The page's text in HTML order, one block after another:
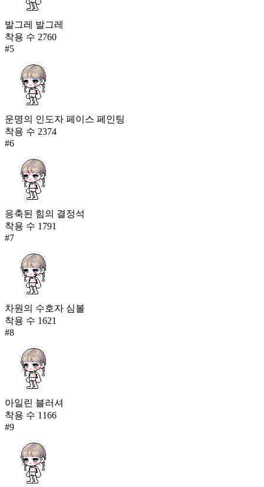
발그레 발그레
착용 수 2760
#5
운명의 인도자 페이스 페인팅
착용 수 2374
#6
응축된 힘의 결정석
착용 수 1791
#7
차원의 수호자 심볼
착용 수 1621
#8
아일린 블러셔
착용 수 1166
#9